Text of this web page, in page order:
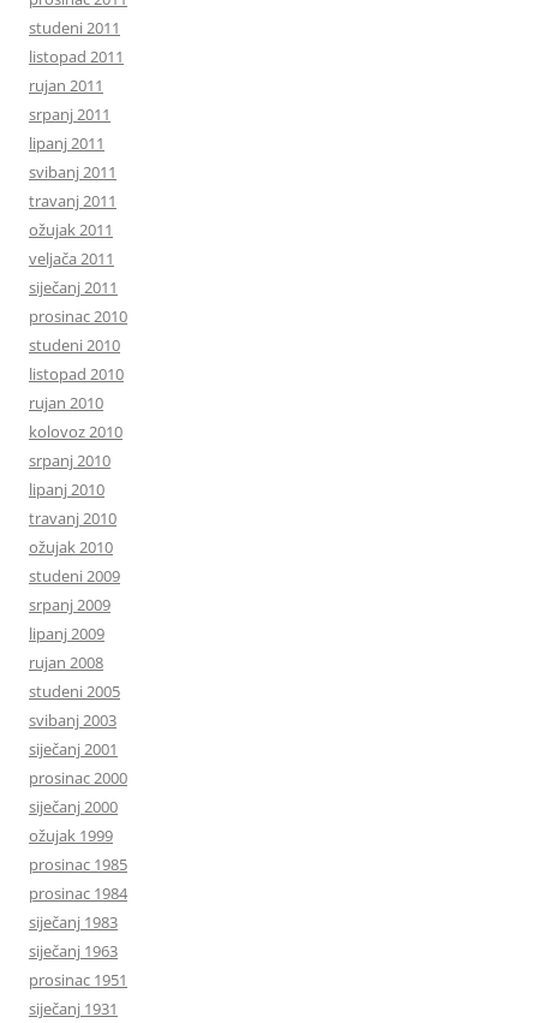
studeni 2011
listopad 2011
rujan 2011
srpanj 2011
lipanj 2011
svibanj 2011
travanj 2011
ožujak 2011
veljača 2011
siječanj 2011
prosinac 2010
studeni 2010
listopad 2010
rujan 2010
kolovoz 2010
srpanj 2010
lipanj 2010
travanj 2010
ožujak 2010
studeni 2009
srpanj 2009
lipanj 2009
rujan 2008
studeni 2005
svibanj 2003
siječanj 2001
prosinac 2000
siječanj 2000
ožujak 1999
prosinac 1985
prosinac 1984
siječanj 1983
siječanj 1963
prosinac 1951
siječanj 1931